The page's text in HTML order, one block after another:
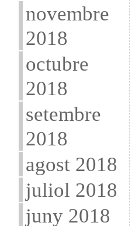
novembre
2018
octubre
2018
setembre
2018
agost 2018
juliol 2018
juny 2018